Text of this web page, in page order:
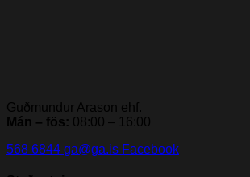
Guðmundur Arason ehf.
Mán – fös: 08:00 – 16:00
568 6844 ga@ga.is Facebook